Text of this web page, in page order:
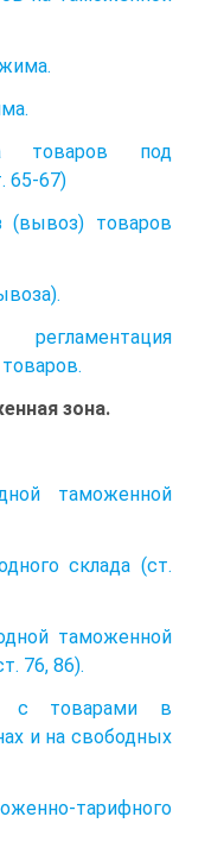
товаров под
65-67)
(вывоз) товаров
регламентация
зона.
таможенной
склада (ст.
таможенной
76, 86).
с товарами в
и на свободных
тарифного